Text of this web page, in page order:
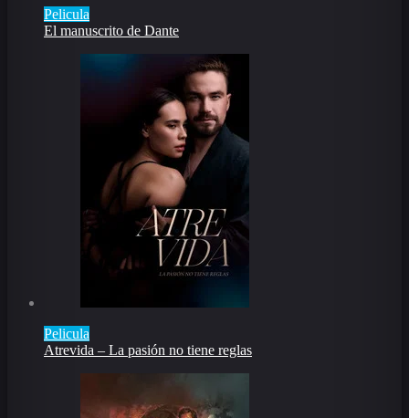
Pelicula
El manuscrito de Dante
Pelicula
Atrevida – La pasión no tiene reglas